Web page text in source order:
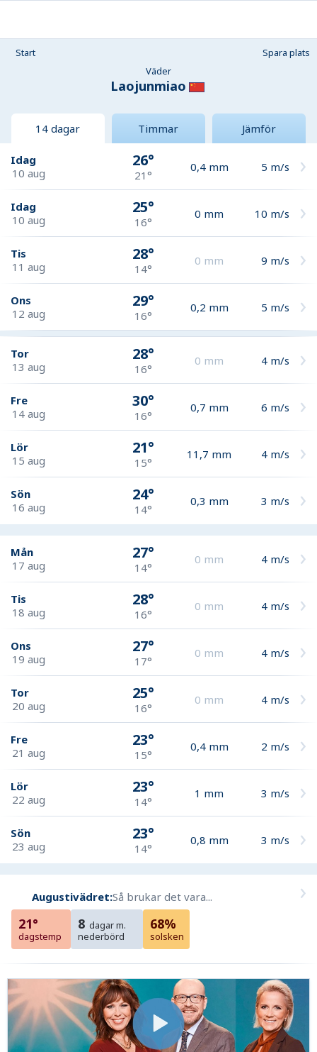
Start
Spara plats
Väder
Laojunmiao
14 dagar Timmar Jämför
Idag
10 aug
26°
21°
0,4 mm 5 m/s
Idag
10 aug
25°
16°
0 mm 10 m/s
Tis
11 aug
28°
14°
0 mm 9 m/s
Ons
12 aug
29°
16°
0,2 mm 5 m/s
Tor
13 aug
28°
16°
0 mm 4 m/s
Fre
14 aug
30°
16°
0,7 mm 6 m/s
Lör
15 aug
21°
15°
11,7 mm 4 m/s
Sön
16 aug
24°
14°
0,3 mm 3 m/s
Mån
17 aug
27°
14°
0 mm 4 m/s
Tis
18 aug
28°
16°
0 mm 4 m/s
Ons
19 aug
27°
17°
0 mm 4 m/s
Tor
20 aug
25°
16°
0 mm 4 m/s
Fre
21 aug
23°
15°
0,4 mm 2 m/s
Lör
22 aug
23°
14°
1 mm 3 m/s
Sön
23 aug
23°
14°
0,8 mm 3 m/s
Augustivädret:Så brukar det vara...
21°
dagstemp
8 dagar m.
nederbörd
68%
solsken